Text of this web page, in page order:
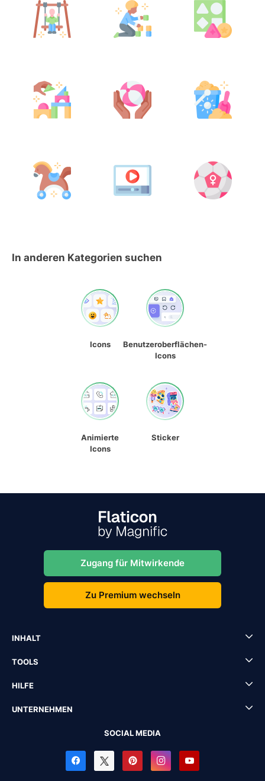
In anderen Kategorien suchen
Icons
Benutzeroberflächen-
Icons
Animierte
Icons
Sticker
Zugang für Mitwirkende
Zu Premium wechseln
INHALT
TOOLS
HILFE
UNTERNEHMEN
SOCIAL MEDIA